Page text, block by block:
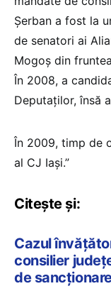
Șerban a fost la
de senatori ai
Mogoș din
În 2008, a
Deputaților, însă
În 2009, timp de
al CJ Iași.”
Citește și:
Cazul
consilier
de